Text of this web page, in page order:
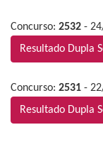
Concurso: 2532 -
Resultado Dupla
Concurso: 2531 -
Resultado Dupla